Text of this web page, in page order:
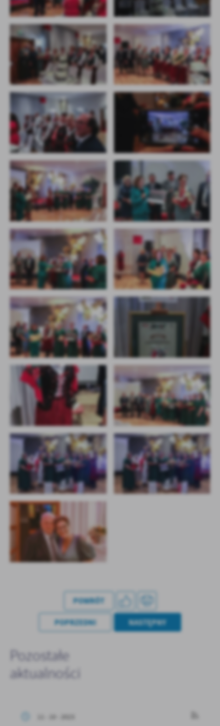
POWRÓT
POPRZEDNI NASTĘPNY
Pozostałe
aktualności